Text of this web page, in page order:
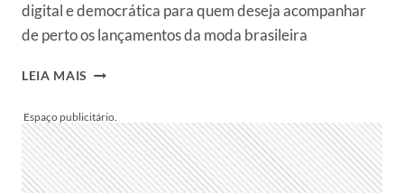
digital e democrática para quem deseja acompanhar
de perto os lançamentos da moda brasileira
LEIA MAIS SPFW
ANOS
COM
EDIÇÃO
DIGITAL;